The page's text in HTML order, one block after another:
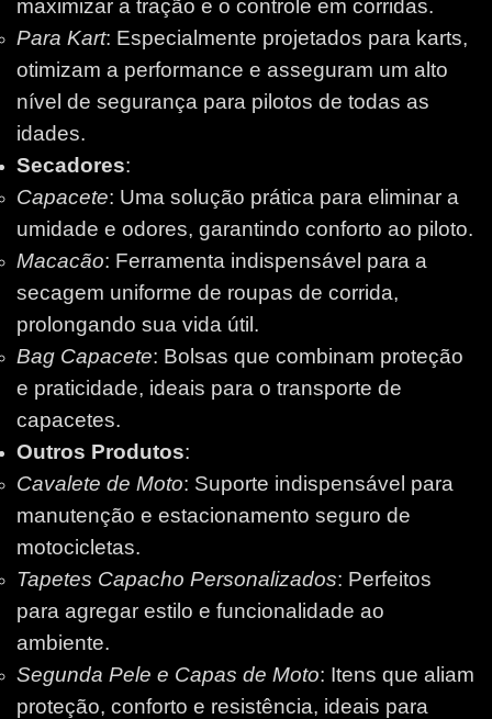
maximizar a tração e o controle em corridas.
Para Kart: Especialmente projetados para karts,
otimizam a performance e asseguram um alto
nível de segurança para pilotos de todas as
idades.
Secadores:
Capacete: Uma solução prática para eliminar a
umidade e odores, garantindo conforto ao piloto.
Macacão: Ferramenta indispensável para a
secagem uniforme de roupas de corrida,
prolongando sua vida útil.
Bag Capacete: Bolsas que combinam proteção
e praticidade, ideais para o transporte de
capacetes.
Outros Produtos:
Cavalete de Moto: Suporte indispensável para
manutenção e estacionamento seguro de
motocicletas.
Tapetes Capacho Personalizados: Perfeitos
para agregar estilo e funcionalidade ao
ambiente.
Segunda Pele e Capas de Moto: Itens que aliam
proteção, conforto e resistência, ideais para